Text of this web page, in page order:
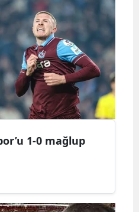
Denizli
Diyarbakır
Edirne
Elazığ
Erzincan
Giresun
1-0 mağlup